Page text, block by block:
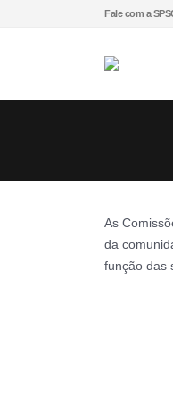
Fale com a
As
da
função das